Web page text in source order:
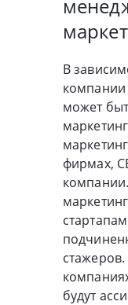
В
может
фирмах,
будут